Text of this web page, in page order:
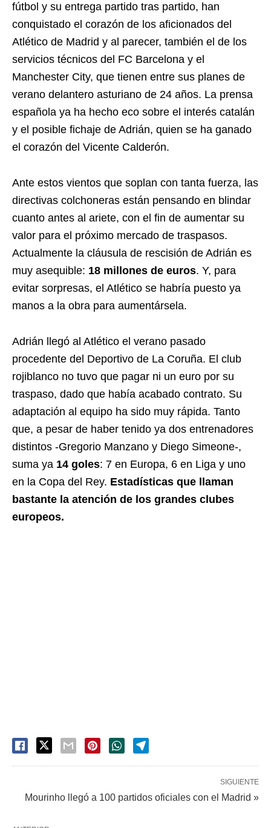
fútbol y su entrega partido tras partido, han
conquistado el corazón de los aficionados del
Atlético de Madrid y al parecer, también el de los
servicios técnicos del FC Barcelona y el
Manchester City, que tienen entre sus planes de
verano delantero asturiano de 24 años. La prensa
española ya ha hecho eco sobre el interés catalán
y el posible fichaje de Adrián, quien se ha ganado
el corazón del Vicente Calderón.
Ante estos vientos que soplan con tanta fuerza, las
directivas colchoneras están pensando en blindar
cuanto antes al ariete, con el fin de aumentar su
valor para el próximo mercado de traspasos.
Actualmente la cláusula de rescisión de Adrián es
muy asequible: 18 millones de euros. Y, para
evitar sorpresas, el Atlético se habría puesto ya
manos a la obra para aumentársela.
Adrián llegó al Atlético el verano pasado
procedente del Deportivo de La Coruña. El club
rojiblanco no tuvo que pagar ni un euro por su
traspaso, dado que había acabado contrato. Su
adaptación al equipo ha sido muy rápida. Tanto
que, a pesar de haber tenido ya dos entrenadores
distintos -Gregorio Manzano y Diego Simeone-,
suma ya 14 goles: 7 en Europa, 6 en Liga y uno
en la Copa del Rey. Estadísticas que llaman
bastante la atención de los grandes clubes
europeos.
SIGUIENTE
Mourinho llegó a 100 partidos oficiales con el Madrid »